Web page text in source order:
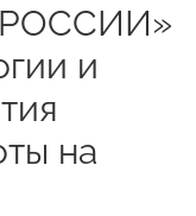
и
на